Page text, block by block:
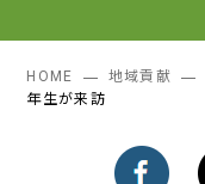
HOME 地域貢献
年生が来訪